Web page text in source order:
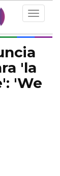
Toggle
'la
'We